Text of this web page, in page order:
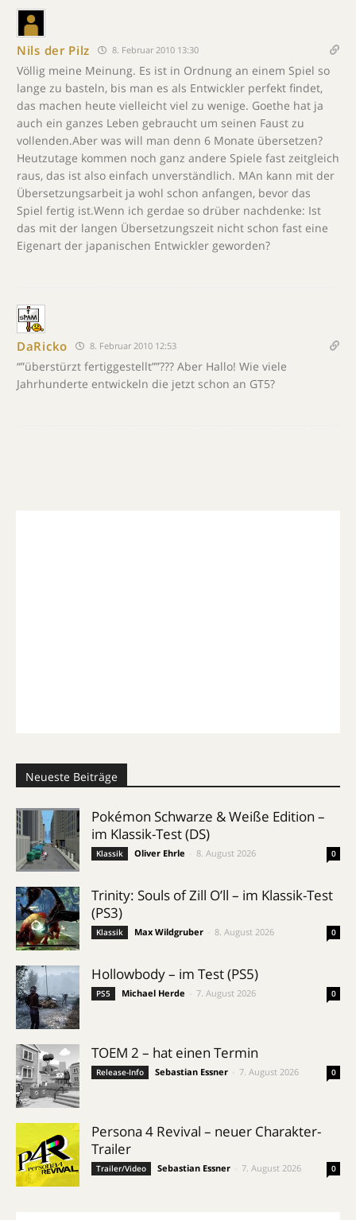
Nils der Pilz 8. Februar 2010 13:30
Völlig meine Meinung. Es ist in Ordnung an einem Spiel so
lange zu basteln, bis man es als Entwickler perfekt findet,
das machen heute vielleicht viel zu wenige. Goethe hat ja
auch ein ganzes Leben gebraucht um seinen Faust zu
vollenden.Aber was will man denn 6 Monate übersetzen?
Heutzutage kommen noch ganz andere Spiele fast zeitgleich
raus, das ist also einfach unverständlich. MAn kann mit der
Übersetzungsarbeit ja wohl schon anfangen, bevor das
Spiel fertig ist.Wenn ich gerdae so drüber nachdenke: Ist
das mit der langen Übersetzungszeit nicht schon fast eine
Eigenart der japanischen Entwickler geworden?
DaRicko 8. Februar 2010 12:53
“”überstürzt fertiggestellt””??? Aber Hallo! Wie viele
Jahrhunderte entwickeln die jetzt schon an GT5?
Neueste Beiträge
Pokémon Schwarze & Weiße Edition –
im Klassik-Test (DS)
Klassik Oliver Ehrle 8. August 2026 0
Trinity: Souls of Zill O’ll – im Klassik-Test
(PS3)
Klassik Max Wildgruber 8. August 2026 0
Hollowbody – im Test (PS5)
PS5 Michael Herde 7. August 2026 0
TOEM 2 – hat einen Termin
Release-Info Sebastian Essner 7. August 2026 0
Persona 4 Revival – neuer Charakter-
Trailer
Trailer/Video Sebastian Essner 7. August 2026 0